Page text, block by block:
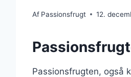
Af Passionsfrugt 12.
Passionsfrugten, også